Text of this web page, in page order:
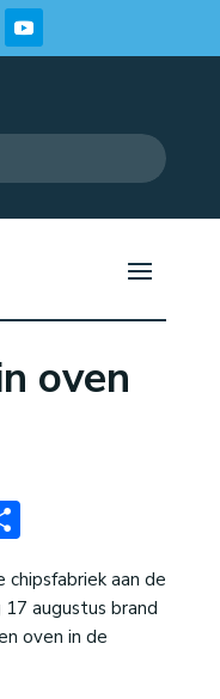
oven
Delen
chipsfabriek aan de
augustus brand
oven in de